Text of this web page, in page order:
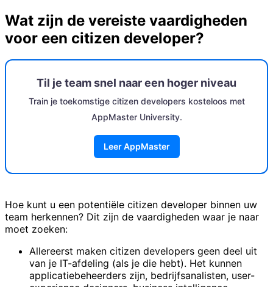
Wat zijn de vereiste vaardigheden
voor een citizen developer?
Til je team snel naar een hoger niveau
Train je toekomstige citizen developers kosteloos met
AppMaster University.
Leer AppMaster
Hoe kunt u een potentiële citizen developer binnen uw
team herkennen? Dit zijn de vaardigheden waar je naar
moet zoeken:
Allereerst maken citizen developers geen deel uit
van je IT-afdeling (als je die hebt). Het kunnen
applicatiebeheerders zijn, bedrijfsanalisten, user-